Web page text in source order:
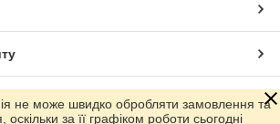
маркетплейсі Prom.ua
не може швидко обробляти замовлення та
оскільки за її графіком роботи сьогодні